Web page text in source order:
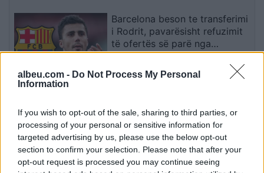
albeu.com - Do Not Process My Personal
Information
If you wish to opt-out of the sale, sharing to third parties, or
processing of your personal or sensitive information for
targeted advertising by us, please use the below opt-out
section to confirm your selection. Please note that after your
opt-out request is processed you may continue seeing
Barcelona beson te transferimi
i Rodrit, pavarësisht refuzimit
të ofertës së parë nga
Manchester City
situata në kufi